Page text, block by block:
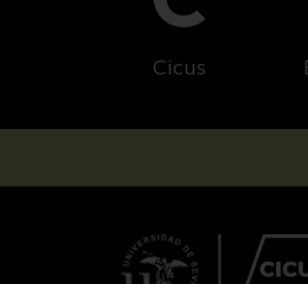
Cicus